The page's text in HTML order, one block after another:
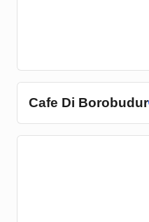
Cafe Di Borobudur